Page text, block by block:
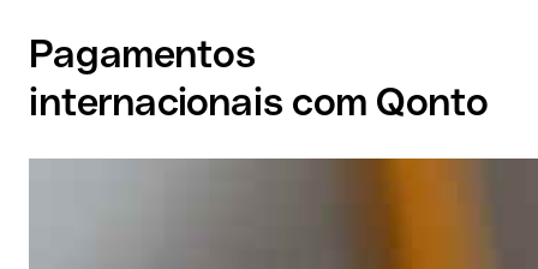
Pagamentos
internacionais com Qonto